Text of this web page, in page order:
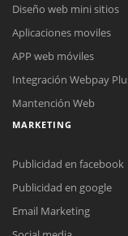
Diseño web mini sitios
Aplicaciones moviles
APP web móviles
Integración Webpay
Mantención Web
MARKETING
Publicidad en facebook
Publicidad en google
Email Marketing